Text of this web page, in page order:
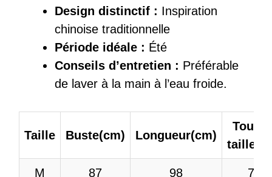
Design distinctif : Inspiration
chinoise traditionnelle
Période idéale : Été
Conseils d’entretien : Préférable
de laver à la main à l’eau froide.
Taille Buste(cm) Longueur(cm)
Tour
M 87 98 70